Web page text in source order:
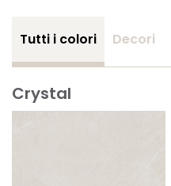
Tutti i colori Decori
Crystal